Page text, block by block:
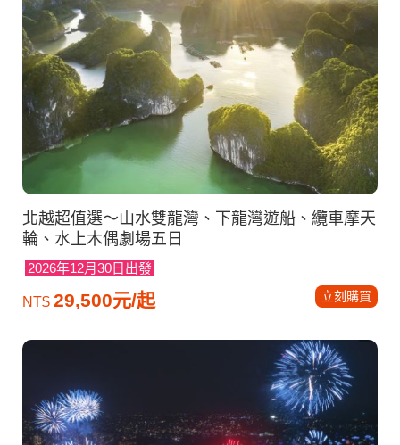
北越超值選～山水雙龍灣、下龍灣遊船、纜車摩天
輪、水上木偶劇場五日
2026年12月30日出發
NT$ 29,500元/起 立刻購買